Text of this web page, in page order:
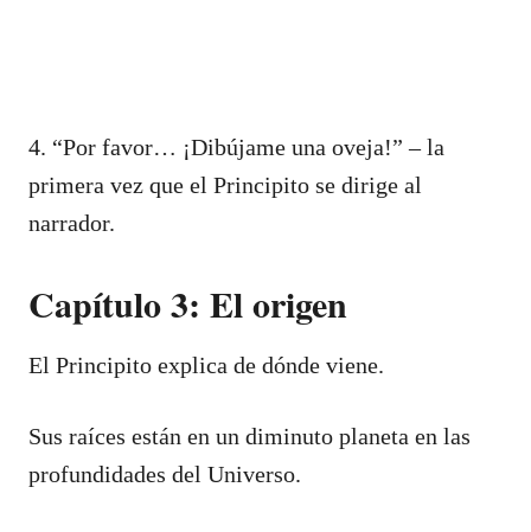
4. “Por favor… ¡Dibújame una oveja!” – la
primera vez que el Principito se dirige al
narrador.
Capítulo 3: El origen
El Principito explica de dónde viene.
Sus raíces están en un diminuto planeta en las
profundidades del Universo.